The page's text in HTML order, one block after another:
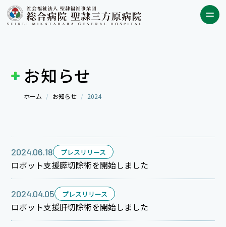
お知らせ
ホーム お知らせ 2024
2024.06.18 プレスリリース
ロボット支援膵切除術を開始しました
2024.04.05 プレスリリース
ロボット支援肝切除術を開始しました